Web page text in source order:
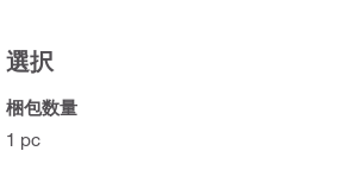
選択
梱包数量
1 pc